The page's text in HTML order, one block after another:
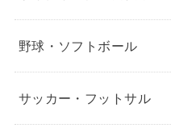
野球・ソフトボール
サッカー・フットサル